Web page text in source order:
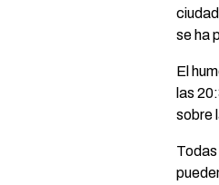
se ha
El
las
sobre